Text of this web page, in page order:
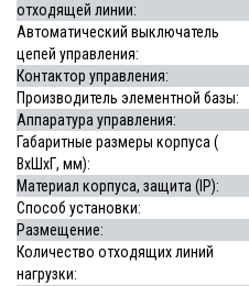
отходящей линии:
Автоматический выключатель
цепей управления:
Контактор управления:
Производитель элементной базы:
Аппаратура управления:
Габаритные размеры корпуса (
ВхШхГ, мм):
Материал корпуса, защита (IP):
Способ установки:
Размещение:
Количество отходящих линий
нагрузки: